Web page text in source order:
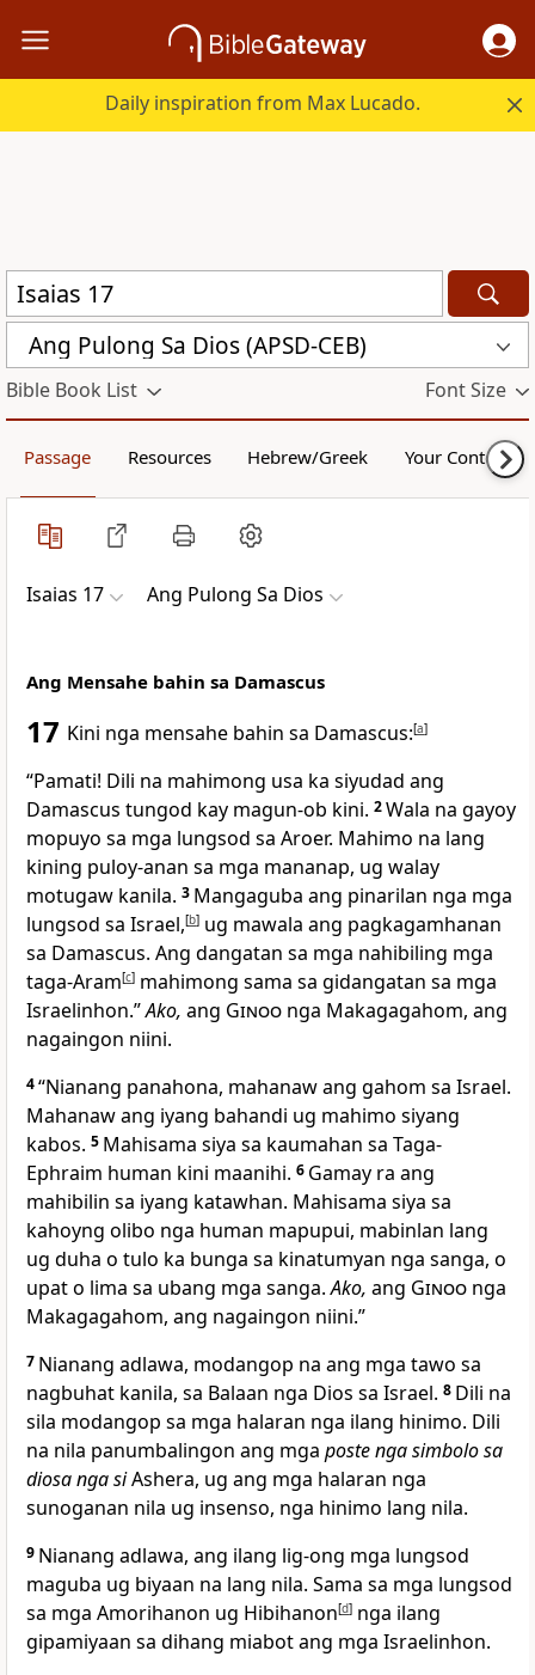
Daily inspiration from Max Lucado.
Ang Pulong Sa Dios (APSD-CEB)
Bible Book List Font Size
Passage Resources Hebrew/Greek Your Content
Isaias 17 Ang Pulong Sa Dios
Ang Mensahe bahin sa Damascus
17 Kini nga mensahe bahin sa Damascus:[a]
“Pamati! Dili na mahimong usa ka siyudad ang
Damascus tungod kay magun-ob kini. 2Wala na gayoy
mopuyo sa mga lungsod sa Aroer. Mahimo na lang
kining puloy-anan sa mga mananap, ug walay
motugaw kanila. 3 Mangaguba ang pinarilan nga mga
lungsod sa Israel,[b] ug mawala ang pagkagamhanan
sa Damascus. Ang dangatan sa mga nahibiling mga
taga-Aram[c] mahimong sama sa gidangatan sa mga
Israelinhon.”Ako, ang Ginoo nga Makagagahom, ang
nagaingon niini.
4“Nianang panahona, mahanaw ang gahom sa Israel.
Mahanaw ang iyang bahandi ug mahimo siyang
kabos. 5 Mahisama siya sa kaumahan sa Taga-
Ephraim human kini maanihi. 6 Gamay ra ang
mahibilin sa iyang katawhan. Mahisama siya sa
kahoyng olibo nga human mapupui, mabinlan lang
ug duha o tulo ka bunga sa kinatumyan nga sanga, o
upat o lima sa ubang mga sanga.Ako, ang Ginoo nga
Makagagahom, ang nagaingon niini.”
7 Nianang adlawa, modangop na ang mga tawo sa
nagbuhat kanila, sa Balaan nga Dios sa Israel. 8 Dili na
sila modangop sa mga halaran nga ilang hinimo. Dili
na nila panumbalingon ang mga poste nga simbolo sa
diosa nga siAshera, ug ang mga halaran nga
sunoganan nila ug insenso, nga hinimo lang nila.
9 Nianang adlawa, ang ilang lig-ong mga lungsod
maguba ug biyaan na lang nila. Sama sa mga lungsod
sa mga Amorihanon ug Hibihanon[d] nga ilang
gipamiyaan sa dihang miabot ang mga Israelinhon.